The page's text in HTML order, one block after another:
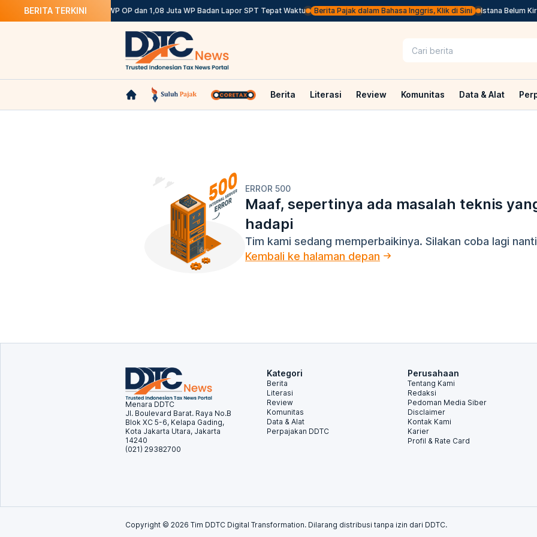
BERITA TERKINI
DJP: 12,12 Juta WP OP dan 1,08 Juta WP Badan Lapor SPT Tepat Waktu Berita Pajak dalam Bahasa Inggris, Klik di Sini Istana Belum
Berita Literasi Review Komunitas Data & Alat
ERROR 500
Maaf, sepertinya ada masalah teknis
hadapi
Tim kami sedang memperbaikinya. Silakan coba lagi
Kembali ke halaman depan
Menara DDTC
Jl. Boulevard Barat. Raya No.B
Blok XC 5-6, Kelapa Gading,
Kota Jakarta Utara, Jakarta
14240
(021) 29382700
Kategori
Berita
Literasi
Review
Komunitas
Data & Alat
Perpajakan DDTC
Perusahaan
Tentang Kami
Redaksi
Pedoman Media Siber
Disclaimer
Kontak Kami
Karier
Profil & Rate Card
Copyright © 2026 Tim DDTC Digital Transformation. Dilarang distribusi tanpa izin dari DDTC.